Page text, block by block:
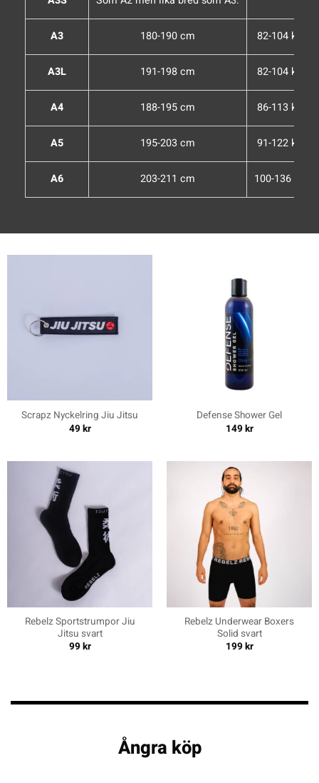
A3 180-190 cm 82-104 kg
A3L 191-198 cm 82-104 kg
A4 188-195 cm 86-113 kg
A5 195-203 cm 91-122 kg
A6 203-211 cm 100-136 kg
Scrapz Nyckelring Jiu Jitsu
49kr
Defense Shower Gel
149kr
Rebelz Sportstrumpor Jiu
Jitsu svart
99kr
Rebelz Underwear Boxers
Solid svart
199kr
Ångra köp